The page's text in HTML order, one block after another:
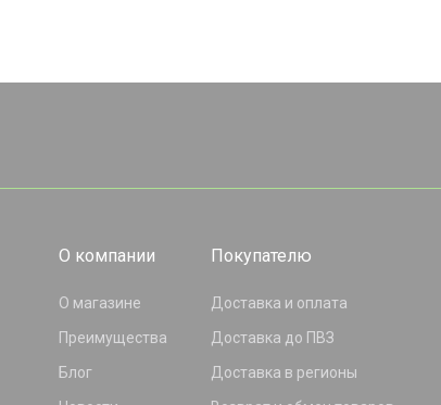
О компании
О магазине
Преимущества
Блог
Покупателю
Доставка и оплата
Доставка до ПВЗ
Доставка в регионы